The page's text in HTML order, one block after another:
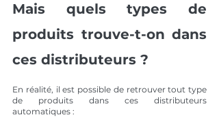
Mais quels types de
produits trouve-t-on dans
ces distributeurs ?
En réalité, il est possible de retrouver tout type
de produits dans ces distributeurs
automatiques :